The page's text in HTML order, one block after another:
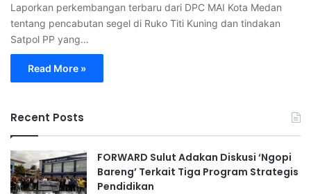
Laporkan perkembangan terbaru dari DPC MAI Kota Medan
tentang pencabutan segel di Ruko Titi Kuning dan tindakan
Satpol PP yang…
Read More »
Recent Posts
FORWARD Sulut Adakan Diskusi ‘Ngopi
Bareng’ Terkait Tiga Program Strategis
Pendidikan